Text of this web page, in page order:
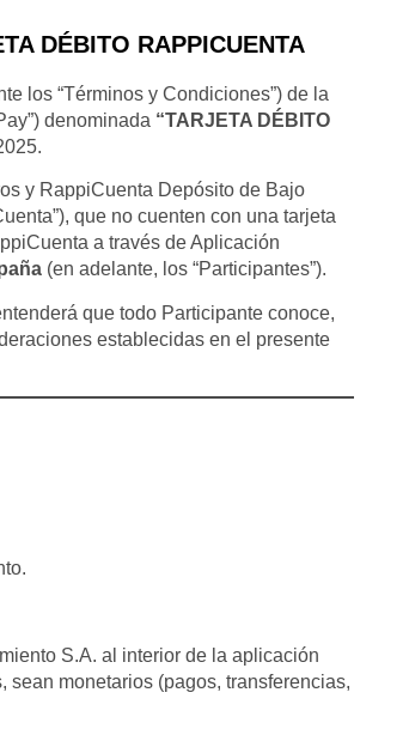
DÉBITO RAPPICUENTA
los “Términos y Condiciones”) de la
denominada “TARJETA DÉBITO
y RappiCuenta Depósito de Bajo
que no cuenten con una tarjeta
a través de Aplicación
(en adelante, los “Participantes”).
que todo Participante conoce,
establecidas en el presente
S.A. al interior de la aplicación
monetarios (pagos, transferencias,